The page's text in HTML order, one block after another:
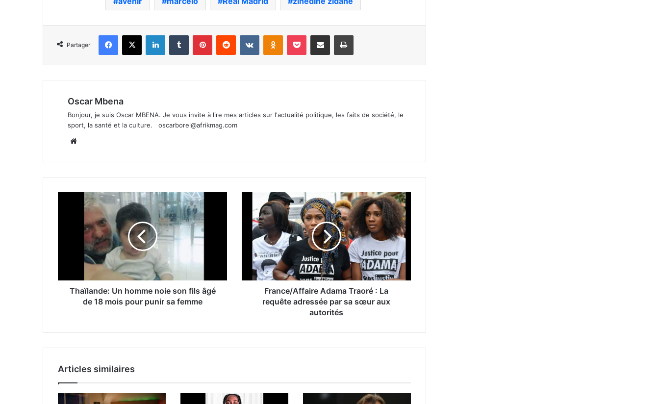
Partager
Facebook
X LinkedinTumblr PinterestReddit VKontakteOdnoklassniki
Pocket Partager par email Imprimer
Oscar Mbena
Bonjour, je suis Oscar MBENA. Je vous invite à lire mes articles sur l'actualité politique, les faits de société, le
sport, la santé et la culture. oscarborel@afrikmag.com
Thaïlande: Un homme noie son fils âgé
de 18 mois pour punir sa femme
France/Affaire Adama Traoré : La
requête adressée par sa sœur aux
autorités
Articles similaires